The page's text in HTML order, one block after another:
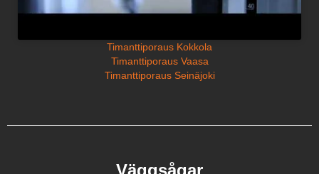
Timanttiporaus Kokkola
Timanttiporaus Vaasa
Timanttiporaus Seinäjoki
Väggsågar